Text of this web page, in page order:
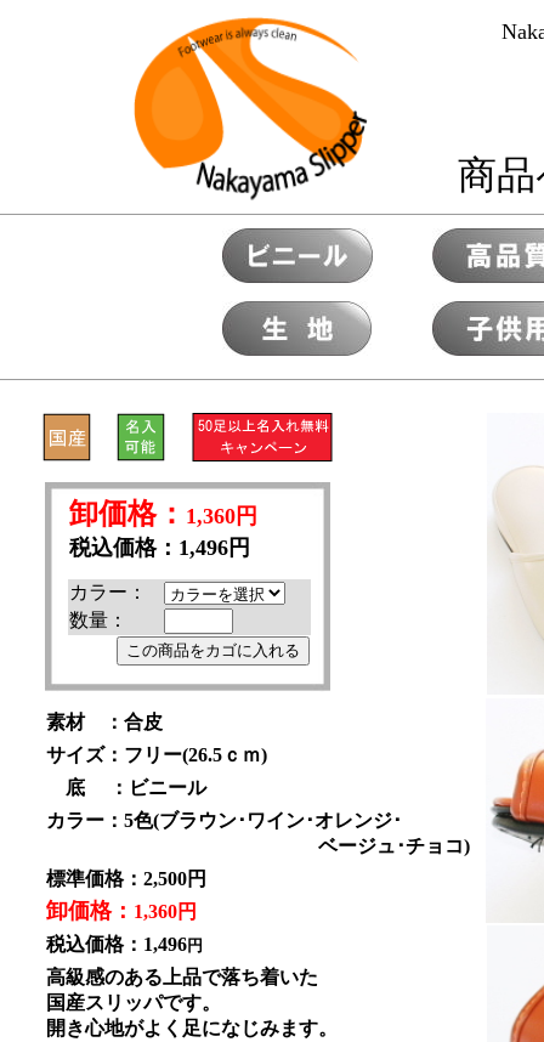
商
卸価格： 1,360円
税込価格： 1,496円
素材 ：合皮
サイズ：フリー(26.5ｃｍ)
底 ：ビニール
カラー：5色(ブラウン･ワイン･オレンジ･
ベージュ･チョコ)
標準価格：2,500円
卸価格： 1,360円
税込価格：1,496円
高級感のある上品で落ち着いた
国産スリッパです。
開き心地がよく足になじみます。
カラー：
数量：